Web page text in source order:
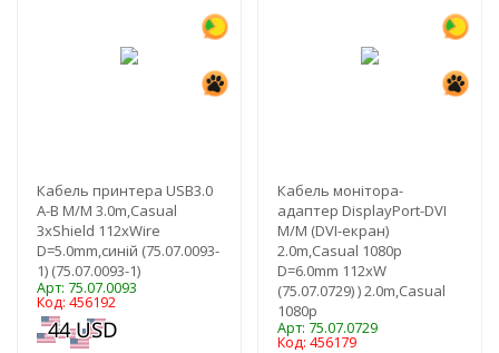
Кабель принтера USB3.0
A-B M/M 3.0m,Casual
3xShield 112xWire
D=5.0mm,синій (75.07.0093-
1) (75.07.0093-1)
Арт: 75.07.0093
Код: 456192
Кабель монітора-
адаптер DisplayPort-DVI
M/M (DVI-екран)
2.0m,Casual 1080p
D=6.0mm 112xW
(75.07.0729) ) 2.0m,Casual
1080p
Арт: 75.07.0729
Код: 456179